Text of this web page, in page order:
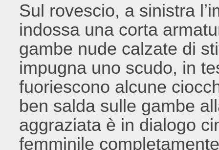
Sul rovescio, a sinistra
indossa una corta
gambe nude calzate di
impugna uno scudo, in
fuoriescono alcune
ben salda sulle gambe
aggraziata è in dialogo
femminile